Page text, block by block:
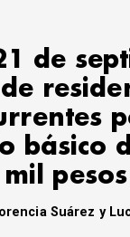
de
básico
mil pesos
Suárez y